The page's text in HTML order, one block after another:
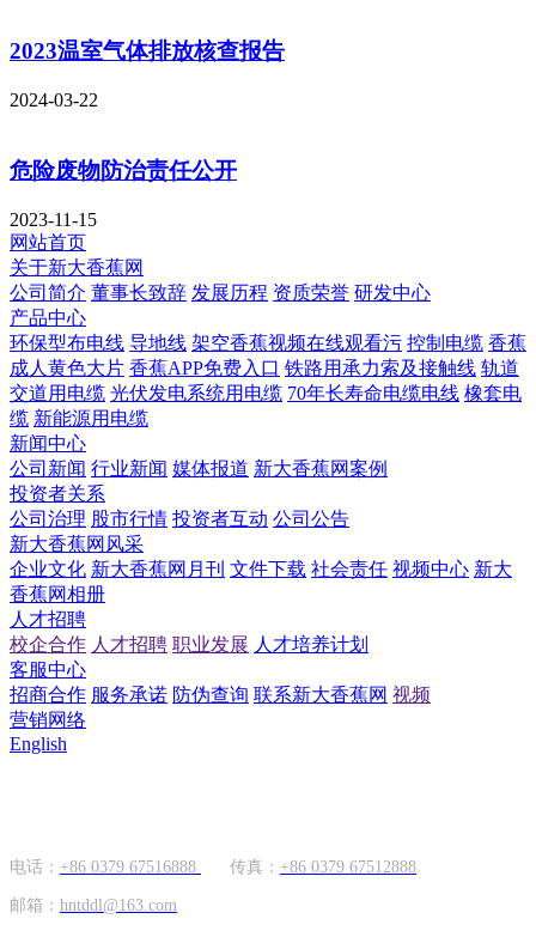
2023温室气体排放核查报告
2024-03-22
危险废物防治责任公开
2023-11-15
网站首页
关于新大香蕉网
公司简介 董事长致辞 发展历程 资质荣誉 研发中心
产品中心
环保型布电线 导地线 架空香蕉视频在线观看污 控制电缆 香蕉
成人黄色大片 香蕉APP免费入口 铁路用承力索及接触线 轨道
交道用电缆 光伏发电系统用电缆 70年长寿命电缆电线 橡套电
缆 新能源用电缆
新闻中心
公司新闻 行业新闻 媒体报道 新大香蕉网案例
投资者关系
公司治理 股市行情 投资者互动 公司公告
新大香蕉网风采
企业文化 新大香蕉网月刊 文件下载 社会责任 视频中心 新大
香蕉网相册
人才招聘
校企合作 人才招聘 职业发展 人才培养计划
客服中心
招商合作 服务承诺 防伪查询 联系新大香蕉网 视频
营销网络
English
电话： +86 0379 67516888 传真： +86 0379 67512888
邮箱： hntddl@163.com